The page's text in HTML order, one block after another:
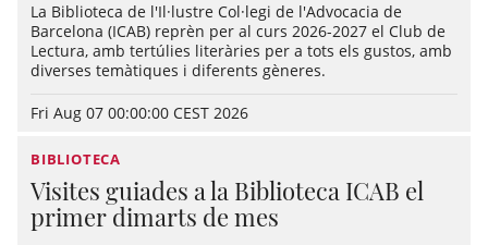
La Biblioteca de l'Il·lustre Col·legi de l'Advocacia de
Barcelona (ICAB) reprèn per al curs 2026-2027 el Club de
Lectura, amb tertúlies literàries per a tots els gustos, amb
diverses temàtiques i diferents gèneres.
Fri Aug 07 00:00:00 CEST 2026
BIBLIOTECA
Visites guiades a la Biblioteca ICAB el
primer dimarts de mes